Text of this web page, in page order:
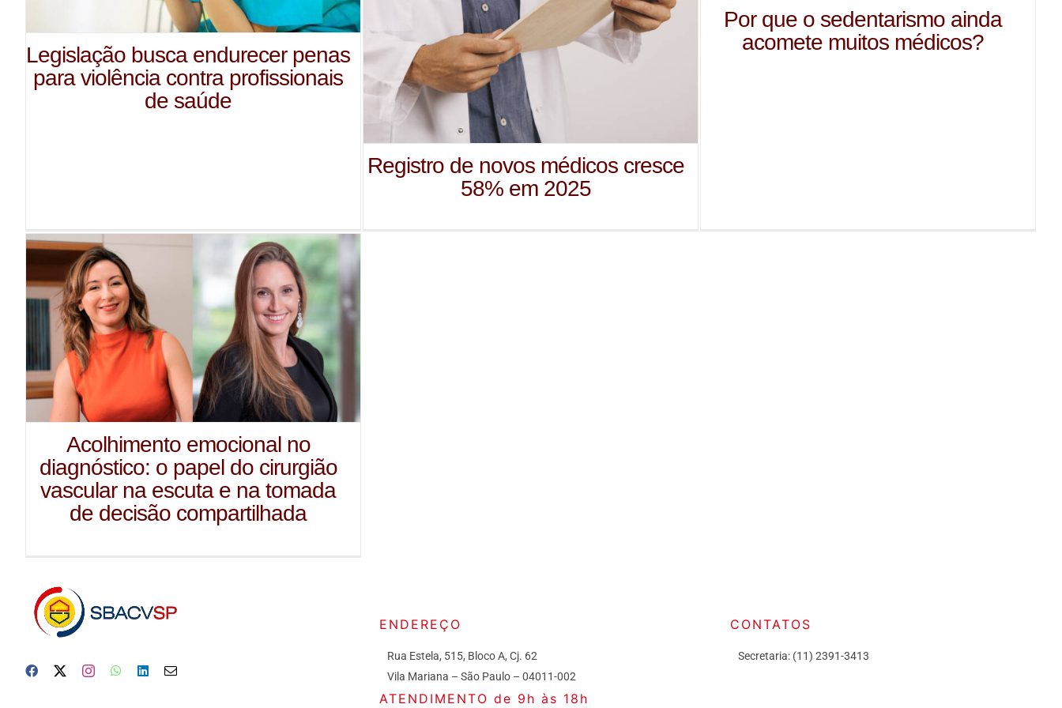
Legislação busca endurecer penas
para violência contra profissionais
de saúde
Registro de novos médicos cresce
58% em 2025
Por que o sedentarismo ainda
acomete muitos médicos?
Acolhimento emocional no
diagnóstico: o papel do cirurgião
vascular na escuta e na tomada
de decisão compartilhada
ENDEREÇO
Rua Estela, 515, Bloco A, Cj. 62
Vila Mariana – São Paulo – 04011-002
ATENDIMENTO de 9h às 18h
CONTATOS
Secretaria: (11) 2391-3413